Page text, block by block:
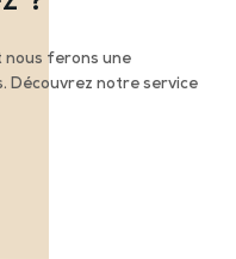
ferons une
Découvrez notre service